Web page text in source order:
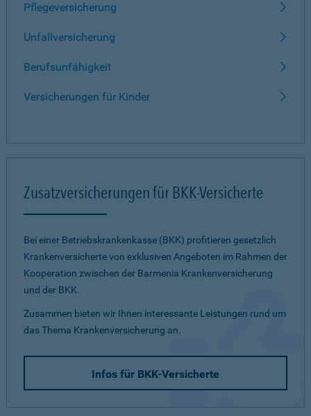
Pflegeversicherung
Unfallversicherung
Berufsunfähigkeit
Versicherungen für Kinder
Zusatzversicherungen für BKK-Versicherte
Bei einer Betriebskrankenkasse (BKK) profitieren gesetzlich
Krankenversicherte von exklusiven Angeboten im Rahmen der
Kooperation zwischen der Barmenia Krankenversicherung
und der BKK.
Zusammen bieten wir Ihnen interessante Leistungen rund um
das Thema Krankenversicherung an.
Infos für BKK-Versicherte